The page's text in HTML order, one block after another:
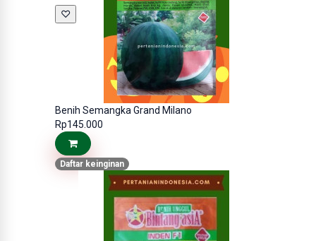
♡
Benih Semangka Grand Milano
Rp145.000
Daftar keinginan